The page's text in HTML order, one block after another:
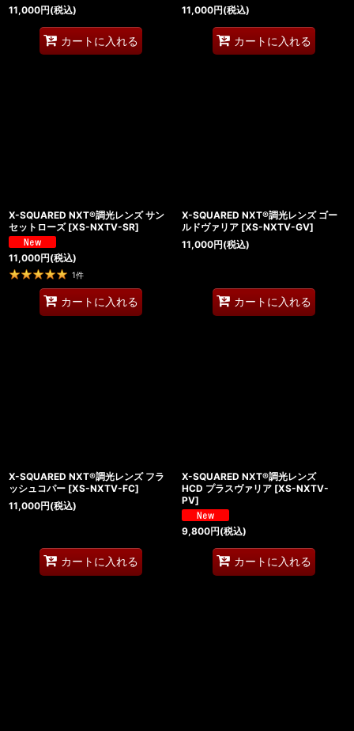
11,000円(税込)
カートに入れる
11,000円(税込)
カートに入れる
X-SQUARED NXT®調光レンズ サン
セットローズ [XS-NXTV-SR]
11,000円(税込)
1件
カートに入れる
X-SQUARED NXT®調光レンズ ゴー
ルドヴァリア [XS-NXTV-GV]
11,000円(税込)
カートに入れる
X-SQUARED NXT®調光レンズ フラ
ッシュコパー [XS-NXTV-FC]
11,000円(税込)
カートに入れる
X-SQUARED NXT®調光レンズ
HCD プラスヴァリア [XS-NXTV-
PV]
9,800円(税込)
カートに入れる